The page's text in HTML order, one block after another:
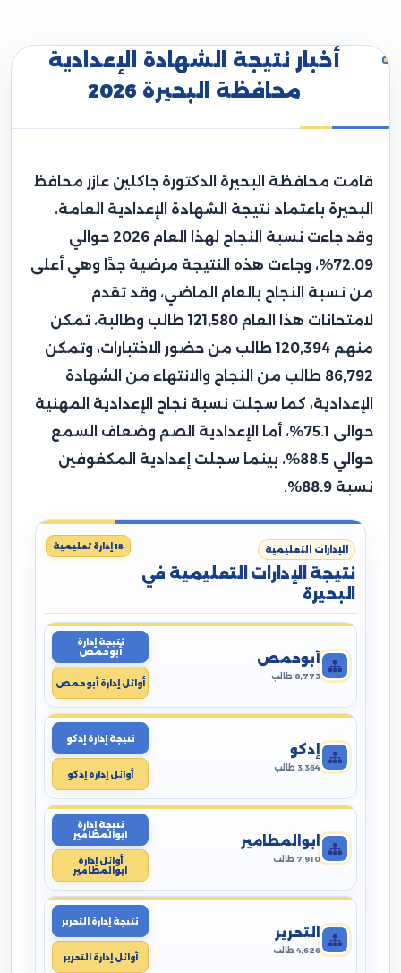
أخبار نتيجة الشهادة الإعدادية
محافظة البحيرة 2026
قامت محافظة البحيرة الدكتورة جاكلين عازر محافظ
البحيرة باعتماد نتيجة الشهادة الإعدادية العامة،
وقد جاءت نسبة النجاح لهذا العام 2026 حوالي
72.09%، وجاءت هذه النتيجة مرضية جدًا وهي أعلى
من نسبة النجاح بالعام الماضي، وقد تقدم
لامتحانات هذا العام 121,580 طالب وطالبة، تمكن
منهم 120,394 طالب من حضور الاختبارات، وتمكن
86,792 طالب من النجاح والانتهاء من الشهادة
الإعدادية، كما سجلت نسبة نجاح الإعدادية المهنية
حوالى 75.1%، أما الإعدادية الصم وضعاف السمع
حوالي 88.5%، بينما سجلت إعدادية المكفوفين
نسبة 88.9%.
الإدارات التعليمية
نتيجة الإدارات التعليمية في
البحيرة
18 إدارة تعليمية
أبوحمص
8,773 طالب
نتيجة إدارة
أبوحمص
أوائل إدارة أبوحمص
إدكو
3,364 طالب
نتيجة إدارة إدكو
أوائل إدارة إدكو
ابوالمطامير
7,910 طالب
نتيجة إدارة
ابوالمطامير
أوائل إدارة
ابوالمطامير
التحرير
4,626 طالب
نتيجة إدارة التحرير
أوائل إدارة التحرير